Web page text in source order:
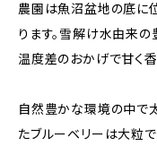
農園は魚沼盆地の底に
ります。雪解け水由来
温度差のおかげで甘く
自然豊かな環境の中で
たブルーベリーは大粒で